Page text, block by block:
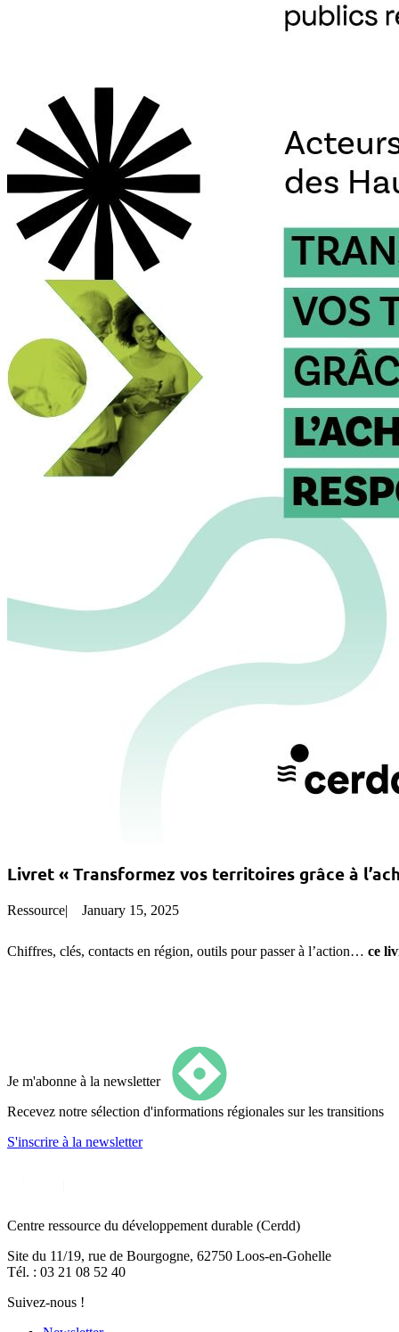
Livret « Transformez vos territoires grâce à
Ressource| January 15, 2025
Chiffres, clés, contacts en région, outils pour passer à l’action… ce
Je m'abonne à la newsletter
Recevez notre sélection d'informations régionales sur les transitions
S'inscrire à la newsletter
Centre ressource du développement durable (Cerdd)
Site du 11/19, rue de Bourgogne, 62750 Loos-en-Gohelle
Tél. : 03 21 08 52 40
Suivez-nous !